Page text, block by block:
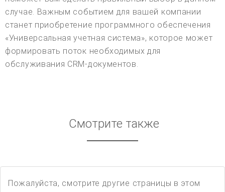
случае. Важным событием для вашей компании
станет приобретение программного обеспечения
«Универсальная учетная система», которое может
формировать поток необходимых для
обслуживания CRM-документов.
Смотрите также
Пожалуйста, смотрите другие страницы в этом